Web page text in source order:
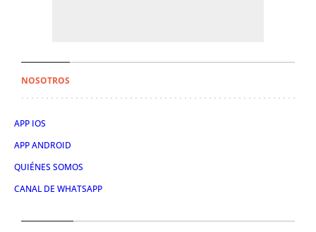
NOSOTROS
APP IOS
APP ANDROID
QUIÉNES SOMOS
CANAL DE WHATSAPP